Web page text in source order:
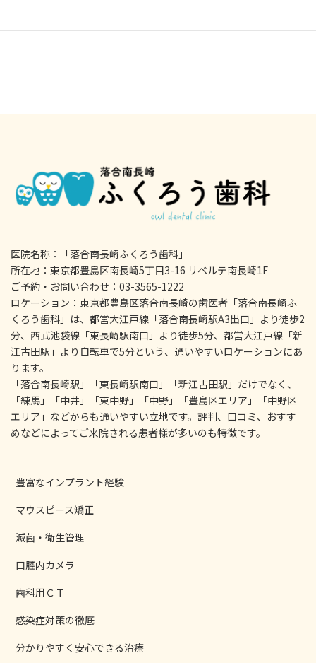
医院名称：「落合南長崎ふくろう歯科」
所在地：東京都豊島区南長崎5丁目3-16 リベルテ南長崎1F
ご予約・お問い合わせ：03-3565-1222
ロケーション：東京都豊島区落合南長崎の歯医者「落合南長崎ふ
くろう歯科」は、都営大江戸線「落合南長崎駅A3出口」より徒歩2
分、西武池袋線「東長崎駅南口」より徒歩5分、都営大江戸線「新
江古田駅」より自転車で5分という、通いやすいロケーションにあ
ります。
「落合南長崎駅」「東長崎駅南口」「新江古田駅」だけでなく、
「練馬」「中井」「東中野」「中野」「豊島区エリア」「中野区
エリア」などからも通いやすい立地です。評判、口コミ、おすす
めなどによってご来院される患者様が多いのも特徴です。
豊富なインプラント経験
マウスピース矯正
滅菌・衛生管理
口腔内カメラ
歯科用ＣＴ
感染症対策の徹底
分かりやすく安心できる治療